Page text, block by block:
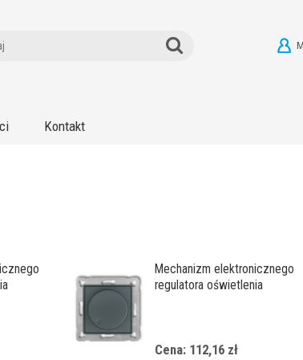
Kontakt
Mechanizm elektronicznego
regulatora oświetlenia
napięciem 1–10 V
Cena: 112,16 zł